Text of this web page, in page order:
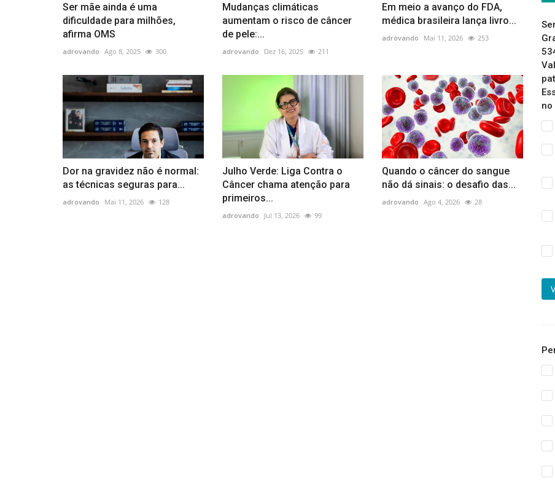
Ser mãe ainda é uma
dificuldade para milhões,
afirma OMS
adrovando Ago 8, 2025 300
Mudanças climáticas
aumentam o risco de câncer
de pele:...
adrovando Dez 16, 2025 211
Em meio a avanço do FDA,
médica brasileira lança livro...
adrovando Mai 11, 2026 253
Dor na gravidez não é normal:
as técnicas seguras para...
adrovando Mai 11, 2026 128
Julho Verde: Liga Contra o
Câncer chama atenção para
primeiros...
adrovando Jul 13, 2026 99
Quando o câncer do sangue
não dá sinais: o desafio das...
adrovando Ago 4, 2026 28
no